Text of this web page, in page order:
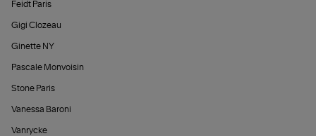
Feidt Paris
Gigi Clozeau
Ginette NY
Pascale Monvoisin
Stone Paris
Vanessa Baroni
Vanrycke